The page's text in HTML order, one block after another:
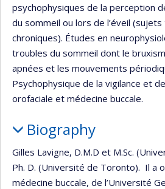
psychophysiques de la perception
du sommeil ou lors de l’éveil
chroniques). Études en
troubles du sommeil dont le
apnées et les mouvements
Psychophysique de la vigilance et
orofaciale et médecine buccale.
Biography
Gilles Lavigne, D.M.D et M.Sc.
Ph. D. (Université de Toronto). Il a
médecine buccale, de l’Université